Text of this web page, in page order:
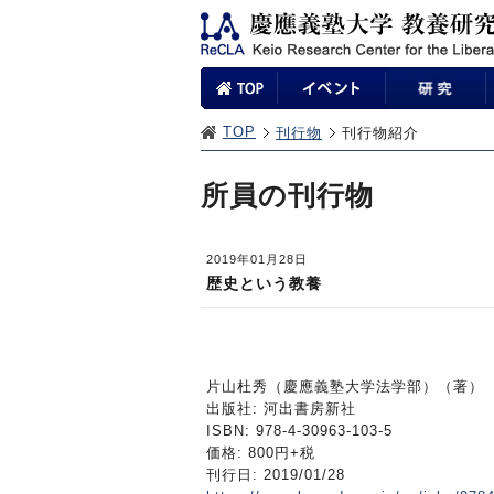
TOP 刊行物 刊行物紹介
所員の刊行物
2019年01月28日
歴史という教養
片山杜秀（慶應義塾大学法学部）（著）
出版社: 河出書房新社
ISBN: 978-4-30963-103-5
価格: 800円+税
刊行日: 2019/01/28